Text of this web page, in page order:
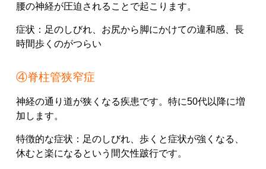
腰の神経が圧迫されることで起こります。
症状： 足のしびれ、 お尻から脚にかけての違和感、 長
時間歩くのがつらい
④脊柱管狭窄症
神経の通り道が狭くなる疾患です。 特に50代以降に増
加します。
特徴的な症状： 足のしびれ、 歩くと症状が強くなる、
休むと楽になる という間欠性跛行です。